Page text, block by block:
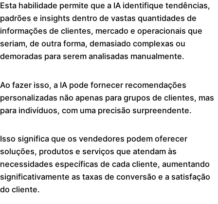
Esta habilidade permite que a IA identifique tendências,
padrões e insights dentro de vastas quantidades de
informações de clientes, mercado e operacionais que
seriam, de outra forma, demasiado complexas ou
demoradas para serem analisadas manualmente.
Ao fazer isso, a IA pode fornecer recomendações
personalizadas não apenas para grupos de clientes, mas
para indivíduos, com uma precisão surpreendente.
Isso significa que os vendedores podem oferecer
soluções, produtos e serviços que atendam às
necessidades específicas de cada cliente, aumentando
significativamente as taxas de conversão e a satisfação
do cliente.